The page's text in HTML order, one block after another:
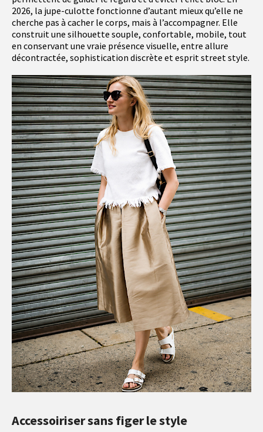
2026, la jupe-culotte fonctionne d’autant mieux qu’elle ne
cherche pas à cacher le corps, mais à l’accompagner. Elle
construit une silhouette souple, confortable, mobile, tout
en conservant une vraie présence visuelle, entre allure
décontractée, sophistication discrète et esprit street style.
Accessoiriser sans figer le style